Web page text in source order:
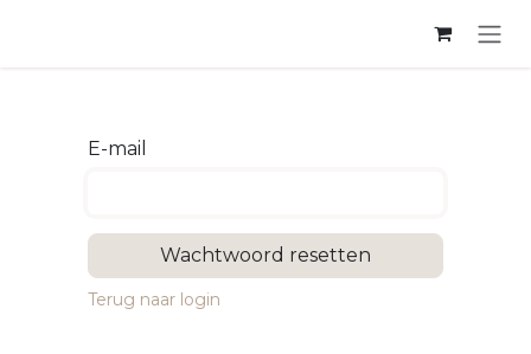
E-mail
Wachtwoord resetten
Terug naar login